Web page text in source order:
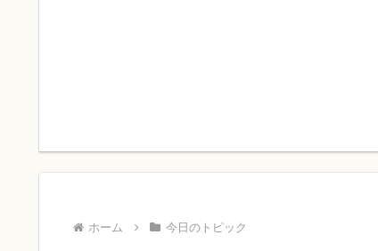
ホーム 今日のトピック